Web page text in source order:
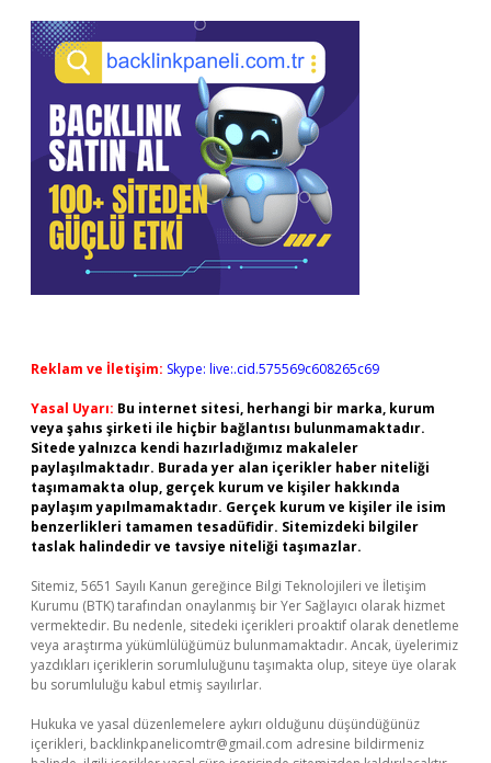
Reklam ve İletişim: Skype: live:.cid.575569c608265c69
Yasal Uyarı: Bu internet sitesi, herhangi bir marka, kurum
veya şahıs şirketi ile hiçbir bağlantısı bulunmamaktadır.
Sitede yalnızca kendi hazırladığımız makaleler
paylaşılmaktadır. Burada yer alan içerikler haber niteliği
taşımamakta olup, gerçek kurum ve kişiler hakkında
paylaşım yapılmamaktadır. Gerçek kurum ve kişiler ile isim
benzerlikleri tamamen tesadüfidir. Sitemizdeki bilgiler
taslak halindedir ve tavsiye niteliği taşımazlar.
Sitemiz, 5651 Sayılı Kanun gereğince Bilgi Teknolojileri ve İletişim
Kurumu (BTK) tarafından onaylanmış bir Yer Sağlayıcı olarak hizmet
vermektedir. Bu nedenle, sitedeki içerikleri proaktif olarak denetleme
veya araştırma yükümlülüğümüz bulunmamaktadır. Ancak, üyelerimiz
yazdıkları içeriklerin sorumluluğunu taşımakta olup, siteye üye olarak
bu sorumluluğu kabul etmiş sayılırlar.
Hukuka ve yasal düzenlemelere aykırı olduğunu düşündüğünüz
içerikleri, backlinkpanelicomtr@gmail.com adresine bildirmeniz